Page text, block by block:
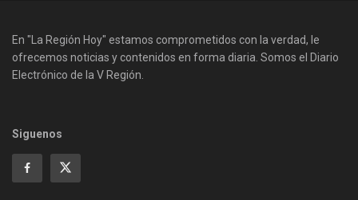
En "La Región Hoy" estamos comprometidos con la verdad, le
ofrecemos noticias y contenidos en forma diaria. Somos el Diario
Electrónico de la V Región.
Siguenos